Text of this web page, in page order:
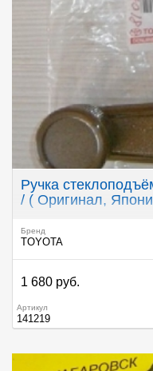
Ручка
/ ( Оригинал,
Бренд
TOYOTA
1 680 руб.
Артикул
141219